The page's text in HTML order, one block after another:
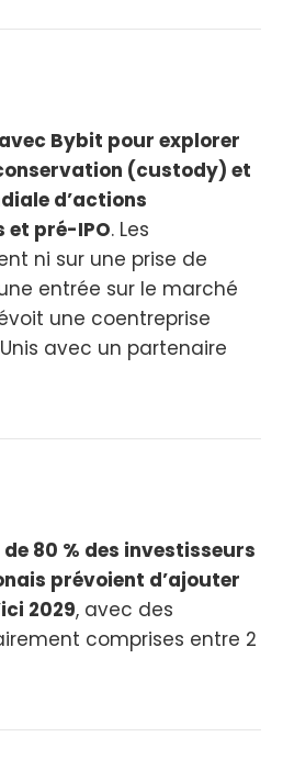
Bybit pour explorer
(custody) et
d’actions
et pré-IPO. Les
ni sur une prise de
entrée sur le marché
une coentreprise
avec un partenaire
80 % des investisseurs
prévoient d’ajouter
2029, avec des
comprises entre 2